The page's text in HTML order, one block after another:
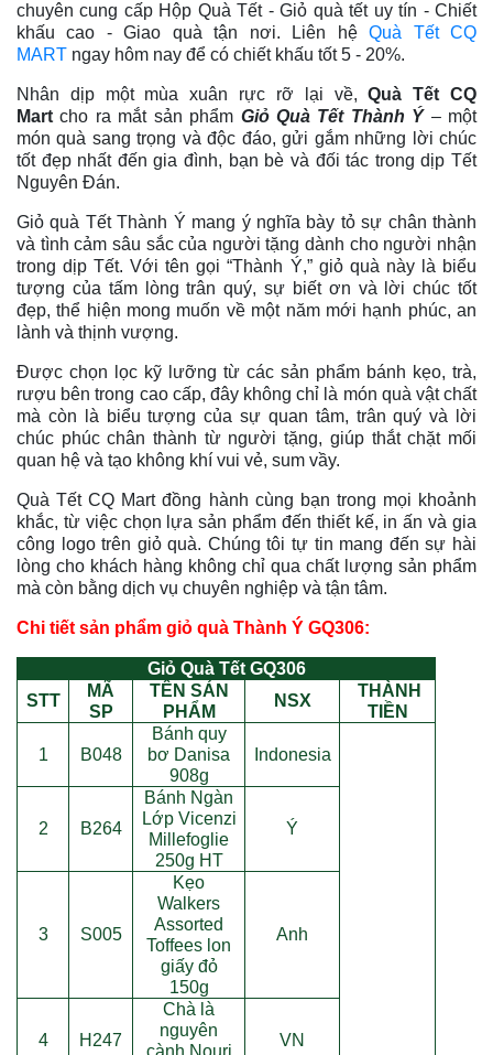
chuyên cung cấp Hộp Quà Tết - Giỏ quà tết uy tín - Chiết
khấu cao - Giao quà tận nơi. Liên hệQuà Tết CQ
MART ngay hôm nay để có chiết khấu tốt 5 - 20%.
Nhân dịp một mùa xuân rực rỡ lại về,Quà Tết CQ
Mart cho ra mắt sản phẩm Giỏ Quà Tết Thành Ý– một
món quà sang trọng và độc đáo, gửi gắm những lời chúc
tốt đẹp nhất đến gia đình, bạn bè và đối tác trong dịp Tết
Nguyên Đán.
Giỏ quà Tết Thành Ý mang ý nghĩa bày tỏ sự chân thành
và tình cảm sâu sắc của người tặng dành cho người nhận
trong dịp Tết. Với tên gọi “Thành Ý,” giỏ quà này là biểu
tượng của tấm lòng trân quý, sự biết ơn và lời chúc tốt
đẹp, thể hiện mong muốn về một năm mới hạnh phúc, an
lành và thịnh vượng.
Được chọn lọc kỹ lưỡng từ các sản phẩm bánh kẹo, trà,
rượu bên trong cao cấp, đây không chỉ là món quà vật chất
mà còn là biểu tượng của sự quan tâm, trân quý và lời
chúc phúc chân thành từ người tặng, giúp thắt chặt mối
quan hệ và tạo không khí vui vẻ, sum vầy.
Quà Tết CQ Mart đồng hành cùng bạn trong mọi khoảnh
khắc, từ việc chọn lựa sản phẩm đến thiết kế, in ấn và gia
công logo trên giỏ quà. Chúng tôi tự tin mang đến sự hài
lòng cho khách hàng không chỉ qua chất lượng sản phẩm
mà còn bằng dịch vụ chuyên nghiệp và tận tâm.
Chi tiết sản phẩm giỏ quà Thành Ý GQ306:
Giỏ Quà Tết GQ306
STT
MÃ
SP
TÊN SẢN
PHẨM
NSX
THÀNH
TIỀN
1 B048
Bánh quy
bơ Danisa
908g
Indonesia
2 B264
Bánh Ngàn
Lớp Vicenzi
Millefoglie
250g HT
Ý
3 S005
Kẹo
Walkers
Assorted
Toffees lon
giấy đỏ
150g
Anh
4 H247
Chà là
nguyên
VN